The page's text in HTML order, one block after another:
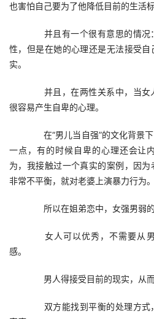
也害怕自己要为了他降低目前的生活标
并且有一个很有意思的情况
性，但是在她的心理还是无法接受
实。
并且，在两性关系中，当女
很容易产生自卑的心理。
在“男儿当自强”的文化背景下
一点，有的时候自卑的心理还会让
为，我接触过一个真实的案例，因
非常不平衡，就对老婆上演暴力行为。
所以在姐弟恋中，女强男弱的
女人可以优秀，不需要从男
感。
男人得接受目前的现实，从而
双方能找到平衡的处理方式